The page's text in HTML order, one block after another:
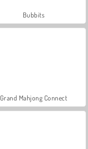
Bubbits
Grand Mahjong Connect